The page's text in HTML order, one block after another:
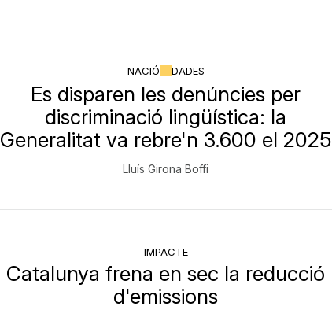
NACIÓ DADES
Es disparen les denúncies per
discriminació lingüística: la
Generalitat va rebre'n 3.600 el 2025
Lluís Girona Boffi
IMPACTE
Catalunya frena en sec la reducció
d'emissions